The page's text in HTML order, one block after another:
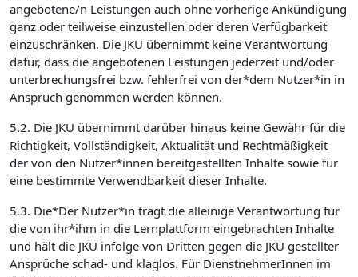
angebotene/n Leistungen auch ohne vorherige Ankündigung
ganz oder teilweise einzustellen oder deren Verfügbarkeit
einzuschränken. Die JKU übernimmt keine Verantwortung
dafür, dass die angebotenen Leistungen jederzeit und/oder
unterbrechungsfrei bzw. fehlerfrei von der*dem Nutzer*in in
Anspruch genommen werden können.
5.2. Die JKU übernimmt darüber hinaus keine Gewähr für die
Richtigkeit, Vollständigkeit, Aktualität und Rechtmäßigkeit
der von den Nutzer*innen bereitgestellten Inhalte sowie für
eine bestimmte Verwendbarkeit dieser Inhalte.
5.3. Die*Der Nutzer*in trägt die alleinige Verantwortung für
die von ihr*ihm in die Lernplattform eingebrachten Inhalte
und hält die JKU infolge von Dritten gegen die JKU gestellter
Ansprüche schad- und klaglos. Für DienstnehmerInnen im